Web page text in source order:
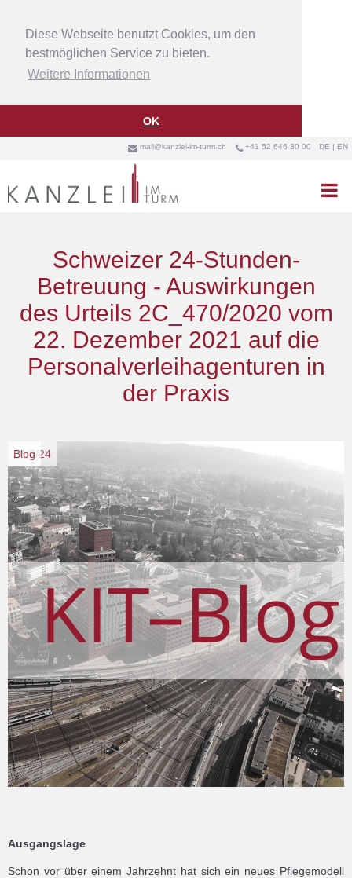
Diese Webseite benutzt Cookies, um den
bestmöglichen Service zu bieten.
Weitere Informationen
OK
 mail@kanzlei-im-turm.ch +41 52 646 30 00 DE | EN

Schweizer 24-Stunden-
Betreuung - Auswirkungen
des Urteils 2C_470/2020 vom
22. Dezember 2021 auf die
Personalverleihagenturen in
der Praxis
26/6/24
Blog
Ausgangslage
Schon vor über einem Jahrzehnt hat sich ein neues Pflegemodell